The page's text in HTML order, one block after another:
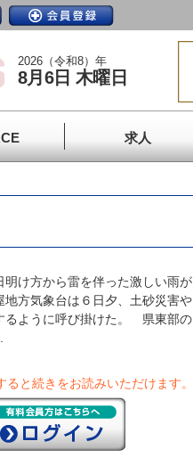
2026（令和8）年
8月6日 木曜日
求人
け方から雷を伴った激しい雨が
方気象台は６日夕、土砂災害や
るように呼び掛けた。 県東部の
ると続きをお読みいただけます。